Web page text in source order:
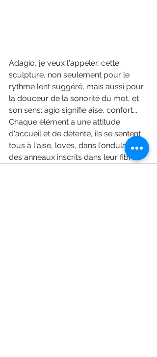
Adagio, je veux l'appeler, cette
sculpture, non seulement pour le
rythme lent suggéré, mais aussi pour
la douceur de la sonorité du mot, et
son sens: agio signifie aise, confort...
Chaque élément a une attitude
d'accueil et de détente, ils se sentent
tous à l'aise, lovés, dans l'ondulation
des anneaux inscrits dans leur fibre